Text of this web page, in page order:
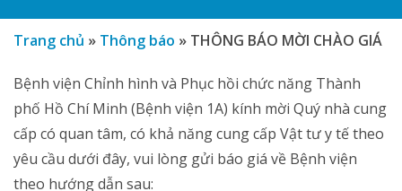
Trang chủ » Thông báo » THÔNG BÁO MỜI CHÀO GIÁ
Bệnh viện Chỉnh hình và Phục hồi chức năng Thành
phố Hồ Chí Minh (Bệnh viện 1A) kính mời Quý nhà cung
cấp có quan tâm, có khả năng cung cấp Vật tư y tế theo
yêu cầu dưới đây, vui lòng gửi báo giá về Bệnh viện
theo hướng dẫn sau: